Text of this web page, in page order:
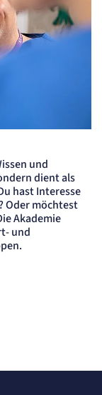
und
dient als
hast Interesse
Oder möchtest
Akademie
und